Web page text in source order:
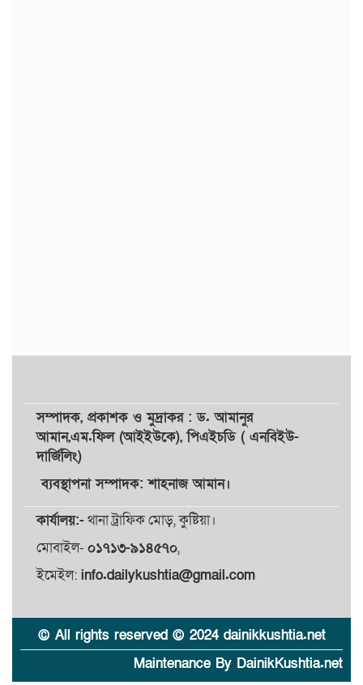
সম্পাদক, প্রকাশকওমুদ্রাকর: ড. আমানুর
আমান,এম.ফিল (আইইউকে), পিএইচডি ( এনবিইউ-
দার্জিলিং)
ব্যবস্থাপনা সম্পাদক: শাহনাজ আমান।
কার্যালয়:-থানা ট্রাফিক মোড়, কুষ্টিয়া।
মোবাইল- ০১৭১৩-৯১৪৫৭০,
ইমেইল: info.dailykushtia@gmail.com
© All rights reserved © 2024 dainikkushtia.net
Maintenance By DainikKushtia.net